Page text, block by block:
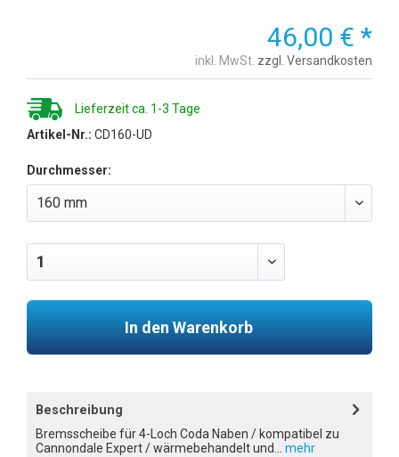
46,00 € *
inkl. MwSt. zzgl. Versandkosten
Lieferzeit ca. 1-3 Tage
Artikel-Nr.: CD160-UD
Durchmesser:
In den Warenkorb
Beschreibung
Bremsscheibe für 4-Loch Coda Naben / kompatibel zu
Cannondale Expert / wärmebehandelt und...
mehr